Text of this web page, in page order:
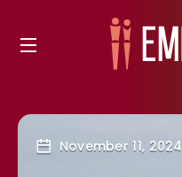
November 11, 2024